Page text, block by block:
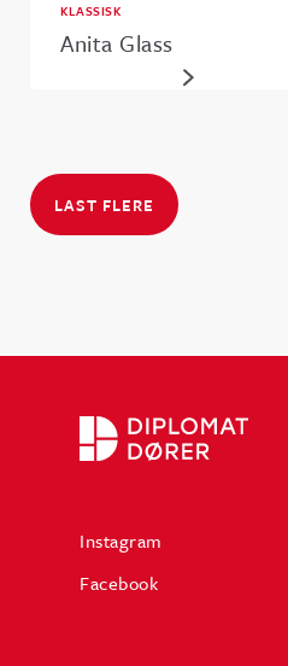
KLASSISK
Anita Glass
LAST FLERE
Instagram
Facebook